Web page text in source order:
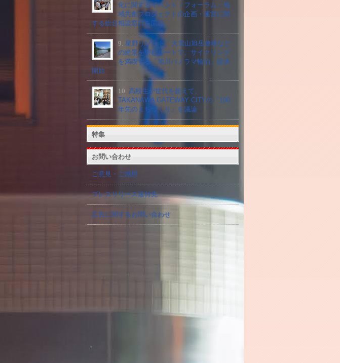
化に関するイベント・フォーラム・地
域共創プロジェクトの企画・運営に関
する総合相談窓口を開設
9. 星野リゾート、大雪山旭岳連峰など
の絶景を望むルートで、サイクリング
を満喫する「旭川パノラマ輪泊」提供
開始
10. 高校⽣が世代を超えて、
TAKANAWA GATEWAY CITYの「100
年先のまちづくり」を議論
特集
お問い合わせ
ご意見・ご感想
プレスリリース送付先
広告に関するお問い合わせ